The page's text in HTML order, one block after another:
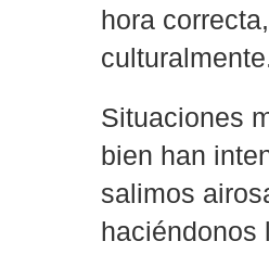
hora
Situaciones
bien han
salimos
haciéndonos